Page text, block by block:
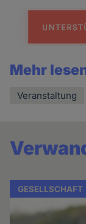
news
Mehr
Veranstaltung
GESELLSCHAFT